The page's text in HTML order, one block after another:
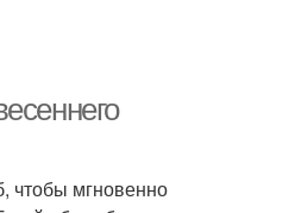
чтобы мгновенно